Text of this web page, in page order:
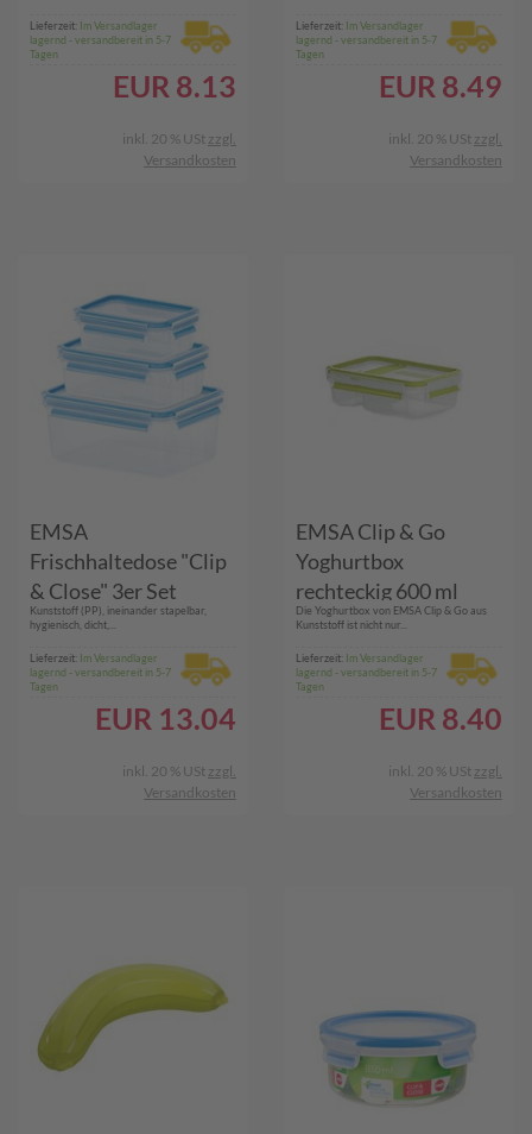
Lieferzeit: Im Versandlager
lagernd - versandbereit in 5-7
Tagen
EUR 8.13
inkl. 20 % USt zzgl.
Versandkosten
Lieferzeit: Im Versandlager
lagernd - versandbereit in 5-7
Tagen
EUR 8.49
inkl. 20 % USt zzgl.
Versandkosten
EMSA
Frischhaltedose "Clip
& Close" 3er Set
Kunststoff (PP), ineinander stapelbar,
hygienisch, dicht,...
Lieferzeit: Im Versandlager
lagernd - versandbereit in 5-7
Tagen
EUR 13.04
inkl. 20 % USt zzgl.
Versandkosten
EMSA Clip & Go
Yoghurtbox
rechteckig 600 ml
Die Yoghurtbox von EMSA Clip & Go aus
Kunststoff ist nicht nur...
Lieferzeit: Im Versandlager
lagernd - versandbereit in 5-7
Tagen
EUR 8.40
inkl. 20 % USt zzgl.
Versandkosten